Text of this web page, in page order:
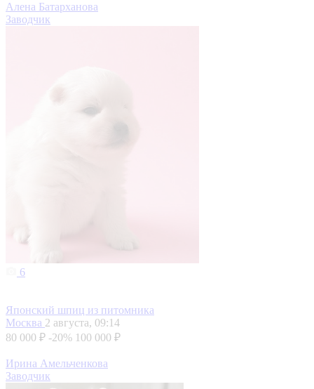
Алена Батарханова
Заводчик
6
Японский шпиц из питомника
Москва 2 августа, 09:14
80 000 ₽ -20% 100 000 ₽
Ирина Амельченкова
Заводчик